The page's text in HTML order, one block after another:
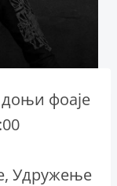
фоаје
Удружење